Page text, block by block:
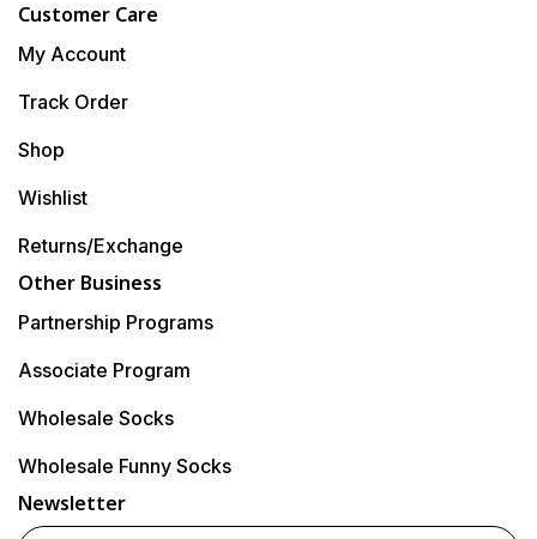
Customer Care
My Account
Track Order
Shop
Wishlist
Returns/Exchange
Other Business
Partnership Programs
Associate Program
Wholesale Socks
Wholesale Funny Socks
Newsletter